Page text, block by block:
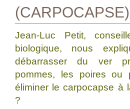
Jean-Luc Petit,
biologique, nous
débarrasser du ver
pommes, les poires ou
éliminer le carpocapse à
?